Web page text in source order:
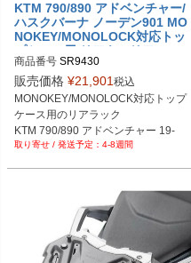
KTM 790/890 アドベンチャー/
ハスクバーナ ノーデン901 MO
NOKEY/MONOLOCK対応トッ
プケース用 リアキャリア GIVI
商品番号 SR9430
販売価格 ¥21,901 税込
MONOKEY/MONOLOCK対応トップ
ケース用のリアラック
KTM 790/890 アドベンチャー 19-
ハスクバーナ ノーデン901 22-
4-8週間